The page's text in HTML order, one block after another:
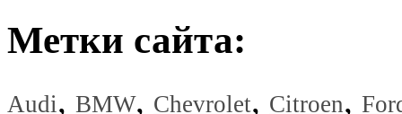
Метки сайта:
Audi, BMW, Chevrolet, Citroen,